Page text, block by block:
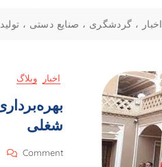
اخبار ، گردشگری ، صنایع دستی ، تولید
اخبار وبلاگ
شغلی
Comment
On